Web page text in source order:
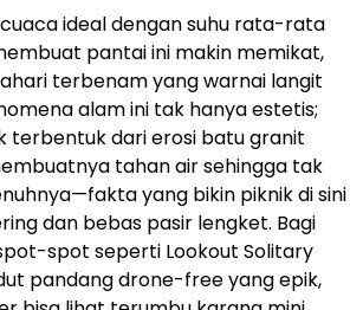
ideal dengan suhu rata-rata
pantai ini makin memikat,
terbenam yang warnai langit
alam ini tak hanya estetis;
terbentuk dari erosi batu granit
tahan air sehingga tak
yang bikin piknik di sini
dan bebas pasir lengket. Bagi
spot seperti Lookout Solitary
pandang drone-free yang epik,